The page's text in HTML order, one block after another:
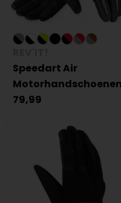
Speedart Air
Motorhandschoenen
79,99